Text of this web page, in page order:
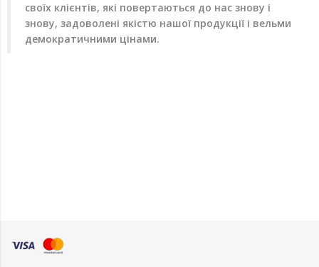
своїх клієнтів, які повертаються до нас знову і
знову, задоволені якістю нашої продукції і вельми
демократичними цінами.